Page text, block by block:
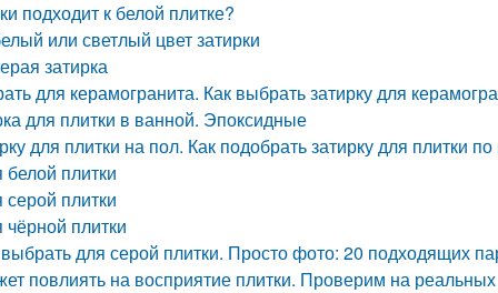
подходит к белой плитке?
или светлый цвет затирки
затирка
для керамогранита. Как выбрать затирку для
для плитки в ванной. Эпоксидные
для плитки на пол. Как подобрать затирку для плитки по
белой плитки
серой плитки
чёрной плитки
выбрать для серой плитки. Просто фото: 20 подходящих
повлиять на восприятие плитки. Проверим на